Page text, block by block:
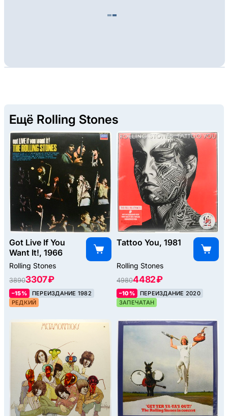
Ещё Rolling Stones
Got Live If You
Want It!, 1966
Rolling Stones
38903307 ₽
–15%
ПЕРЕИЗДАНИЕ 1982
РЕДКИЙ
Tattoo You, 1981
Rolling Stones
49804482 ₽
–10%
ПЕРЕИЗДАНИЕ 2020
ЗАПЕЧАТАН